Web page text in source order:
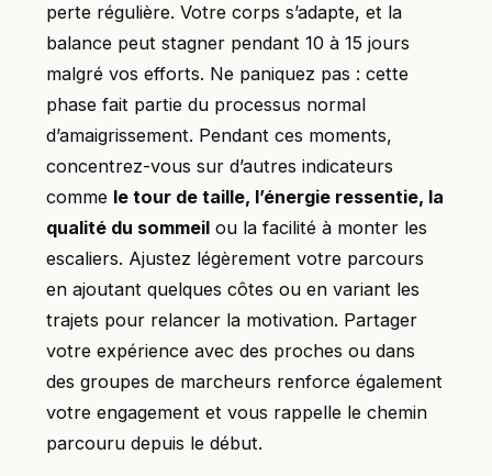
perte régulière. Votre corps s’adapte, et la
balance peut stagner pendant 10 à 15 jours
malgré vos efforts. Ne paniquez pas : cette
phase fait partie du processus normal
d’amaigrissement. Pendant ces moments,
concentrez-vous sur d’autres indicateurs
comme le tour de taille, l’énergie ressentie, la
qualité du sommeil ou la facilité à monter les
escaliers. Ajustez légèrement votre parcours
en ajoutant quelques côtes ou en variant les
trajets pour relancer la motivation. Partager
votre expérience avec des proches ou dans
des groupes de marcheurs renforce également
votre engagement et vous rappelle le chemin
parcouru depuis le début.